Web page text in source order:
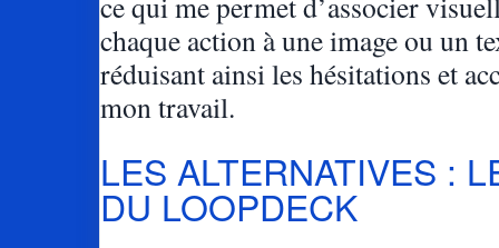
chaque action à une image ou un
réduisant ainsi les hésitations et
mon travail.
LES ALTERNATIVES :
DU LOOPDECK